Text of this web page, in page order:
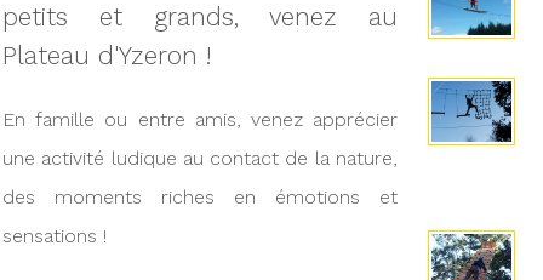
petits et grands, venez au
Plateau d'Yzeron !
En famille ou entre amis, venez apprécier
une activité ludique au contact de la nature,
des moments riches en émotions et
sensations !